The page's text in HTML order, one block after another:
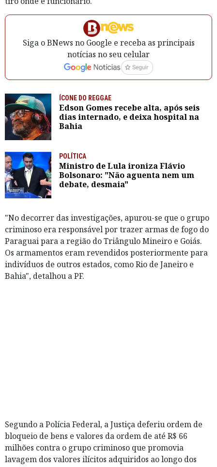
Siga o BNews no Google e receba as principais
notícias no seu celular
ÍCONE DO REGGAE
Edson Gomes recebe alta, após seis
dias internado, e deixa hospital na
Bahia
POLÍTICA
Ministro de Lula ironiza Flávio
Bolsonaro: "Não aguenta nem um
debate, desmaia"
"No decorrer das investigações, apurou-se que o grupo
criminoso era responsável por trazer armas de fogo do
Paraguai para a região do Triângulo Mineiro e Goiás.
Os armamentos eram revendidos posteriormente para
indivíduos de outros estados, como Rio de Janeiro e
Bahia", detalhou a PF.
Segundo a Polícia Federal, a Justiça deferiu ordem de
bloqueio de bens e valores da ordem de até R$ 66
milhões contra o grupo criminoso que promovia
lavagem dos valores ilícitos adquiridos ao longo dos